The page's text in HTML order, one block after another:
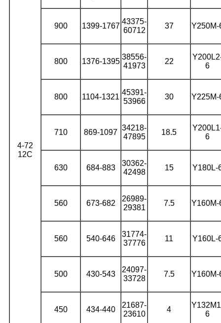
4-72
12C
900 1399-1767
43375-
60712
37 Y250M-
800 1376-1395
38556-
41973
22
6
800 1104-1321
45391-
53966
30 Y225M-
710 869-1097
34218-
47895
18.5
6
630 684-883
30362-
42498
15 Y180L-
560 673-682
26989-
29381
7.5 Y160M-
560 540-646
31774-
37776
11 Y160L-
500 430-543
24097-
33728
7.5 Y160M-
450 434-440
21687-
23610
4
6